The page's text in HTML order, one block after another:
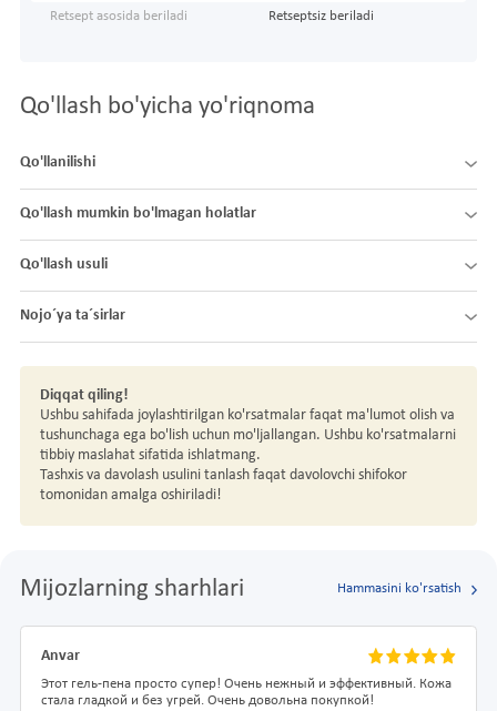
Retsept asosida beriladi Retseptsiz beriladi
Qo'llash bo'yicha yo'riqnoma
Qo'llanilishi
Qo'llash mumkin bo'lmagan holatlar
Qo'llash usuli
Nojo´ya ta´sirlar
Diqqat qiling!
Ushbu sahifada joylashtirilgan ko'rsatmalar faqat ma'lumot olish va
tushunchaga ega bo'lish uchun mo'ljallangan. Ushbu ko'rsatmalarni
tibbiy maslahat sifatida ishlatmang.
Tashxis va davolash usulini tanlash faqat davolovchi shifokor
tomonidan amalga oshiriladi!
Mijozlarning sharhlari Hammasini ko'rsatish
Anvar
Этот гель-пена просто супер! Очень нежный и эффективный. Кожа
стала гладкой и без угрей. Очень довольна покупкой!